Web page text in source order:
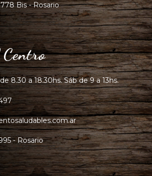
Bis - Rosario
8.30 a 18.30hs. Sáb de 9 a 13hs.
- Rosario